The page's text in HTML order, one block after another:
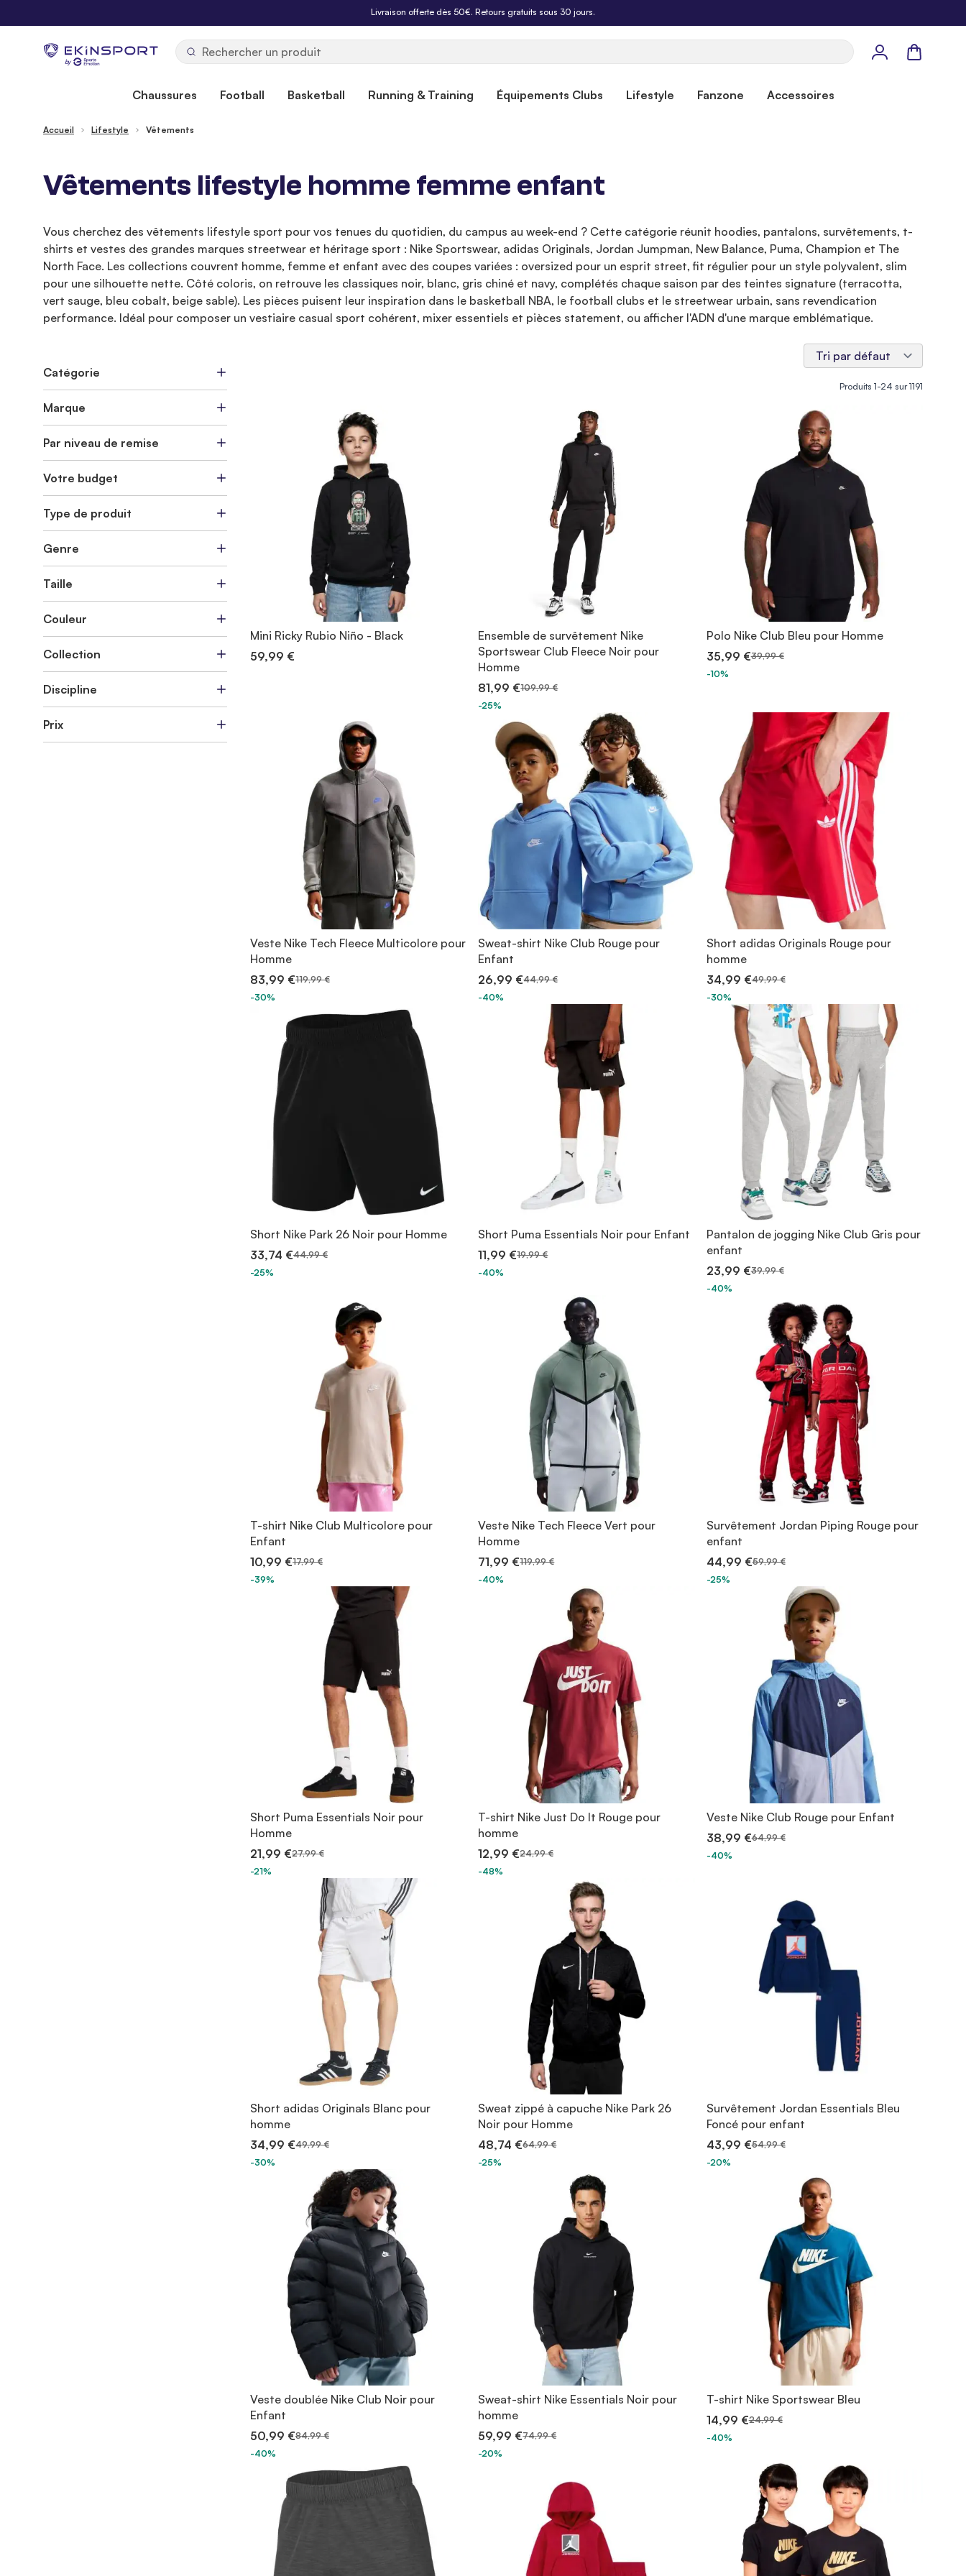
Livraison offerte dès 50€. Retours gratuits sous 30 jours.
by
Panier
Chaussures Football Basketball Running & Training Équipements Clubs Lifestyle Fanzone Accessoires
Accueil Lifestyle Vêtements
Vêtements lifestyle homme femme enfant
Vous cherchez des vêtements lifestyle sport pour vos tenues du quotidien, du campus au week-end ? Cette catégorie réunit hoodies, pantalons, survêtements, t-
shirts et vestes des grandes marques streetwear et héritage sport : Nike Sportswear, adidas Originals, Jordan Jumpman, New Balance, Puma, Champion et The
North Face. Les collections couvrent homme, femme et enfant avec des coupes variées : oversized pour un esprit street, fit régulier pour un style polyvalent, slim
pour une silhouette nette. Côté coloris, on retrouve les classiques noir, blanc, gris chiné et navy, complétés chaque saison par des teintes signature (terracotta,
vert sauge, bleu cobalt, beige sable). Les pièces puisent leur inspiration dans le basketball NBA, le football clubs et le streetwear urbain, sans revendication
performance. Idéal pour composer un vestiaire casual sport cohérent, mixer essentiels et pièces statement, ou afficher l'ADN d'une marque emblématique.
Produits 1-24 sur1191
Mini Ricky Rubio Niño - Black
59,99 €
Ensemble de survêtement Nike
Sportswear Club Fleece Noir pour
Homme
81,99 €109,99 €
-25%
Polo Nike Club Bleu pour Homme
35,99 €39,99 €
-10%
Veste Nike Tech Fleece Multicolore pour
Homme
83,99 €119,99 €
-30%
Sweat-shirt Nike Club Rouge pour
Enfant
26,99 €44,99 €
-40%
Short adidas Originals Rouge pour
homme
34,99 €49,99 €
-30%
Short Nike Park 26 Noir pour Homme
33,74 €44,99 €
-25%
Short Puma Essentials Noir pour Enfant
11,99 €19,99 €
-40%
Pantalon de jogging Nike Club Gris pour
enfant
23,99 €39,99 €
-40%
T-shirt Nike Club Multicolore pour
Enfant
10,99 €17,99 €
-39%
Veste Nike Tech Fleece Vert pour
Homme
71,99 €119,99 €
-40%
Survêtement Jordan Piping Rouge pour
enfant
44,99 €59,99 €
-25%
Short Puma Essentials Noir pour
Homme
21,99 €27,99 €
-21%
T-shirt Nike Just Do It Rouge pour
homme
12,99 €24,99 €
-48%
Veste Nike Club Rouge pour Enfant
38,99 €64,99 €
-40%
Short adidas Originals Blanc pour
homme
34,99 €49,99 €
-30%
Sweat zippé à capuche Nike Park 26
Noir pour Homme
48,74 €64,99 €
-25%
Survêtement Jordan Essentials Bleu
Foncé pour enfant
43,99 €54,99 €
-20%
Veste doublée Nike Club Noir pour
Enfant
50,99 €84,99 €
-40%
Sweat-shirt Nike Essentials Noir pour
homme
59,99 €74,99 €
-20%
T-shirt Nike Sportswear Bleu
14,99 €24,99 €
-40%
Catégorie
Marque
Par niveau de remise
Votre budget
Type de produit
Genre
Taille
Couleur
Collection
Discipline
Prix